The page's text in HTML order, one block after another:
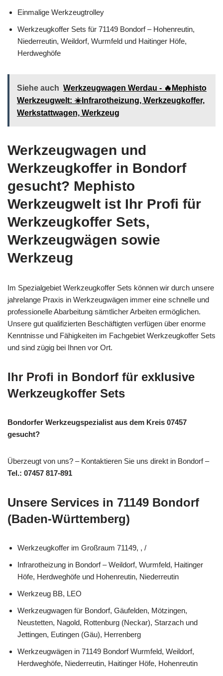
Einmalige Werkzeugtrolley
Werkzeugkoffer Sets für 71149 Bondorf – Hohenreutin,
Niederreutin, Weildorf, Wurmfeld und Haitinger Höfe,
Herdweghöfe
Siehe auch Werkzeugwagen Werdau - 🔥Mephisto
Werkzeugwelt: ☀️Infrarotheizung, Werkzeugkoffer,
Werkstattwagen, Werkzeug
Werkzeugwagen und
Werkzeugkoffer in Bondorf
gesucht? Mephisto
Werkzeugwelt ist Ihr Profi für
Werkzeugkoffer Sets,
Werkzeugwägen sowie
Werkzeug
Im Spezialgebiet Werkzeugkoffer Sets können wir durch unsere
jahrelange Praxis in Werkzeugwägen immer eine schnelle und
professionelle Abarbeitung sämtlicher Arbeiten ermöglichen.
Unsere gut qualifizierten Beschäftigten verfügen über enorme
Kenntnisse und Fähigkeiten im Fachgebiet Werkzeugkoffer Sets
und sind zügig bei Ihnen vor Ort.
Ihr Profi in Bondorf für exklusive
Werkzeugkoffer Sets
Bondorfer Werkzeugspezialist aus dem Kreis 07457
gesucht?
Überzeugt von uns? – Kontaktieren Sie uns direkt in Bondorf –
Tel.: 07457 817-891
Unsere Services in 71149 Bondorf
(Baden-Württemberg)
Werkzeugkoffer im Großraum 71149, , /
Infrarotheizung in Bondorf – Weildorf, Wurmfeld, Haitinger
Höfe, Herdweghöfe und Hohenreutin, Niederreutin
Werkzeug BB, LEO
Werkzeugwagen für Bondorf, Gäufelden, Mötzingen,
Neustetten, Nagold, Rottenburg (Neckar), Starzach und
Jettingen, Eutingen (Gäu), Herrenberg
Werkzeugwägen in 71149 Bondorf Wurmfeld, Weildorf,
Herdweghöfe, Niederreutin, Haitinger Höfe, Hohenreutin